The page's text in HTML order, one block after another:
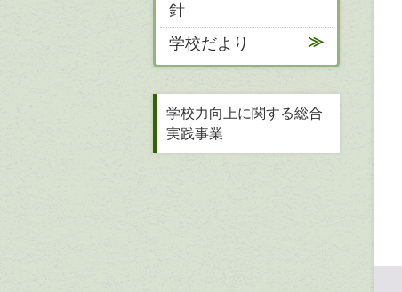
針
学校だより
学校力向上に関する総合
実践事業